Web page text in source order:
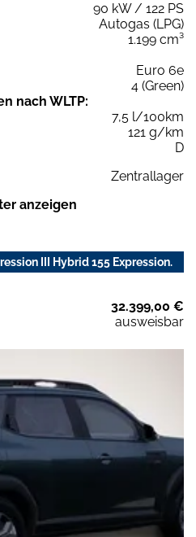
90 kW / 122 PS
Autogas (LPG)
1.199 cm³
Euro 6e
4 (Green)
nach WLTP:
7,5 l/100km
121 g/km
D
Zentrallager
anzeigen
III Hybrid 155 Expression.
32.399,00 €
ausweisbar